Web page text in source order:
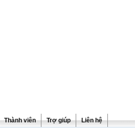
Thành viên Trợ giúp Liên hệ